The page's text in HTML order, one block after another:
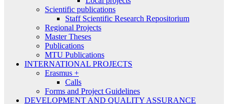
Scientific publications
Staff Scientific Research Repositorium
Regional Projects
Master Theses
Publications
MTU Publications
INTERNATIONAL PROJECTS
Erasmus +
Calls
Forms and Project Guidelines
DEVELOPMENT AND QUALITY ASSURANCE